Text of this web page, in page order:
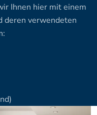
Ihnen hier mit einem
deren verwendeten